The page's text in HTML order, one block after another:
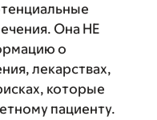
Она НЕ
о
лекарствах,
которые
пациенту.